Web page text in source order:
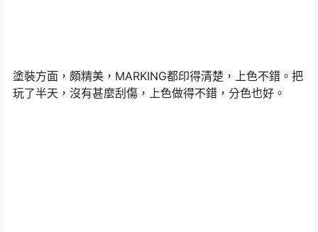
塗裝方面，頗精美，MARKING都印得清楚，上色不錯。把
玩了半天，沒有甚麼刮傷，上色做得不錯，分色也好。